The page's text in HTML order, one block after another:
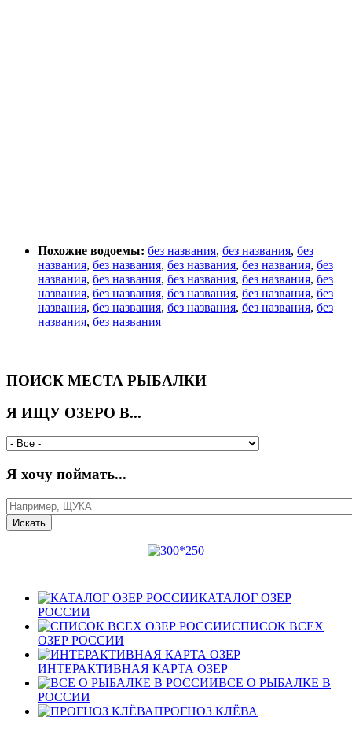
Похожие водоемы: без названия, без названия, без
названия, без названия, без названия, без названия, без
названия, без названия, без названия, без названия, без
названия, без названия, без названия, без названия, без
названия, без названия, без названия, без названия, без
названия, без названия
ПОИСК МЕСТА РЫБАЛКИ
Я ИЩУ ОЗЕРО В...
Я хочу поймать...
КАТАЛОГ ОЗЕР
РОССИИ
СПИСОК ВСЕХ
ОЗЕР РОССИИ
ИНТЕРАКТИВНАЯ КАРТА ОЗЕР
ВСЕ О РЫБАЛКЕ В
РОССИИ
ПРОГНОЗ КЛЁВА